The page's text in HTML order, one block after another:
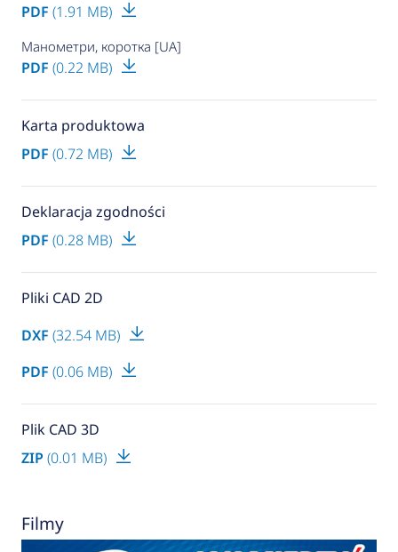
PDF (1.91 MB)
Манометри, коротка [UA]
PDF (0.22 MB)
Karta produktowa
PDF (0.72 MB)
Deklaracja zgodności
PDF (0.28 MB)
Pliki CAD 2D
DXF (32.54 MB)
PDF (0.06 MB)
Plik CAD 3D
ZIP (0.01 MB)
Filmy